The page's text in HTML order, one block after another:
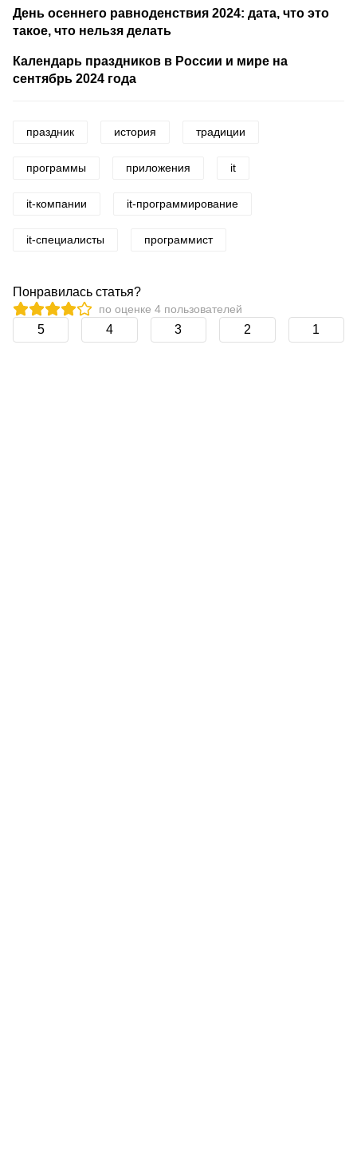
День осеннего равноденствия 2024: дата, что это
такое, что нельзя делать
Календарь праздников в России и мире на
сентябрь 2024 года
праздник история традиции
программы приложения it
it-компании it-программирование
it-специалисты программист
Понравилась статья?
по оценке 4 пользователей
5 4 3 2 1